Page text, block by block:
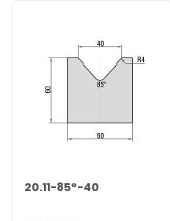
20.11-85°-40